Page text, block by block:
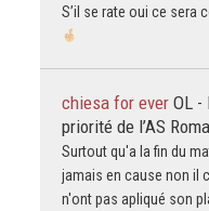
S’il se rate oui ce sera
chiesa for ever OL -
priorité de l’AS
Surtout qu'a la fin du
jamais en cause non il
n'ont pas apliqué son